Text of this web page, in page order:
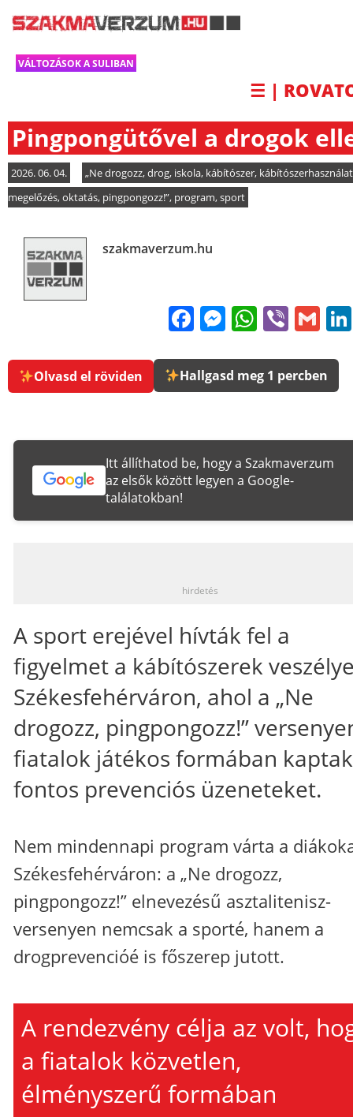
VÁLTOZÁSOK A SULIBAN
☰ |
Pingpongütővel a drogok
2026. 06. 04. „Ne drogozz,drog, iskola, kábítószer, kábítószerhasználat
megelőzés,oktatás, pingpongozz!”, program,sport
szakmaverzum.hu
FacebookViber
Olvasd el röviden Hallgasd meg 1 percben
Itt állíthatod be, hogy a Szakmaverzum
az elsők között legyen a Google-
találatokban!
hirdetés
A sport erejével hívták fel a
figyelmet a kábítószerek
Székesfehérváron, ahol a „Ne
drogozz, pingpongozz!”
fiatalok játékos formában kaptak
fontos prevenciós üzeneteket.
Nem mindennapi program várta a
Székesfehérváron: a „Ne drogozz,
pingpongozz!” elnevezésű asztalitenisz-
versenyen nemcsak a sporté, hanem a
drogprevencióé is főszerep jutott.
A rendezvény célja az volt,
a fiatalok közvetlen,
élményszerű formában